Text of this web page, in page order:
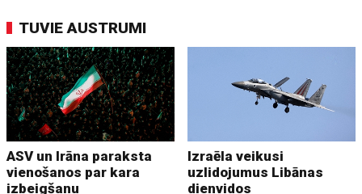
TUVIE AUSTRUMI
ASV un Irāna paraksta
vienošanos par kara
izbeigšanu
Izraēla veikusi
uzlidojumus Libānas
dienvidos